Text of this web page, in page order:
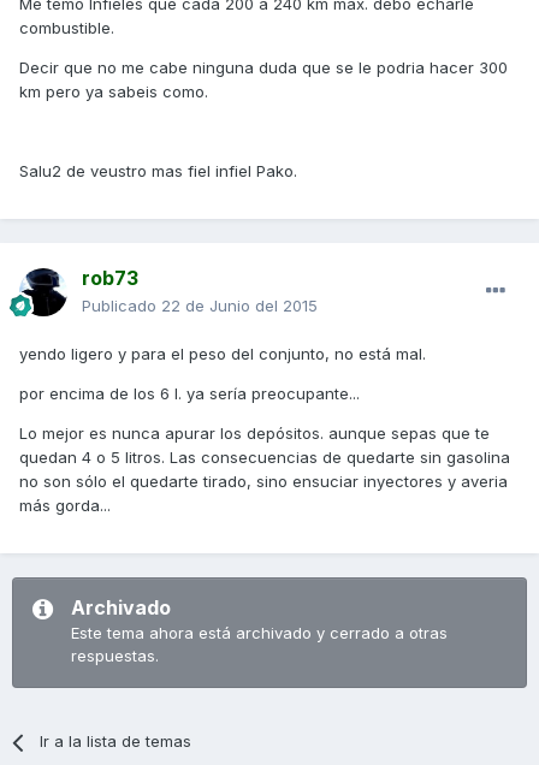
Me temo Infieles que cada 200 a 240 km max. debo echarle
combustible.
Decir que no me cabe ninguna duda que se le podria hacer 300
km pero ya sabeis como.
Salu2 de veustro mas fiel infiel Pako.
rob73
Publicado 22 de Junio del 2015
yendo ligero y para el peso del conjunto, no está mal.
por encima de los 6 l. ya sería preocupante...
Lo mejor es nunca apurar los depósitos. aunque sepas que te
quedan 4 o 5 litros. Las consecuencias de quedarte sin gasolina
no son sólo el quedarte tirado, sino ensuciar inyectores y averia
más gorda...
Archivado
Este tema ahora está archivado y cerrado a otras
respuestas.
Ir a la lista de temas